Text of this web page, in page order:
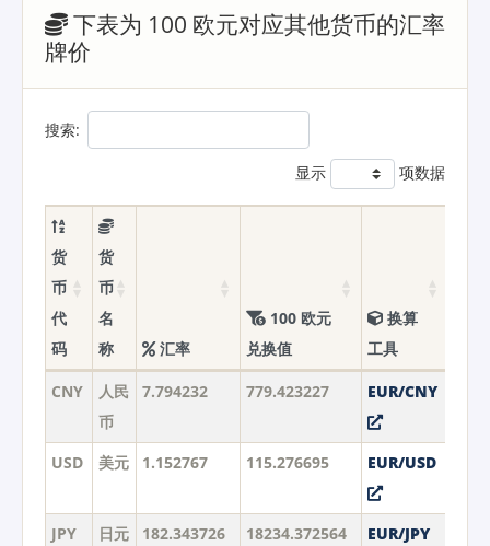
下表为 100 欧元对应其他货币的汇率
牌价
搜索:
显示 项数据
货
币
代
码
货
币
名
称
汇率
100 欧元
兑换值
换算
工具
CNY
人民
币
7.794232 779.423227 EUR/CNY
USD 美元 1.152767 115.276695 EUR/USD
JPY 日元 182.343726 18234.372564 EUR/JPY